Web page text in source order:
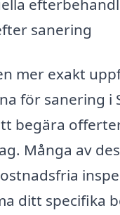
sanering
mer exakt
för sanering i
begära
Många av
ditt specifika